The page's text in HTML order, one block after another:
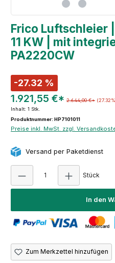
Frico Luftschleier
11 KW | mit
PA2220CW
-27.32 %
1.921,55 €* 2.644,00 €*
Inhalt: 1 Stk.
Produktnummer: HP7101011
Preise inkl. MwSt. zzgl.
Versand per Paketdienst
Stück
In den
Zum Merkzettel hinzufügen